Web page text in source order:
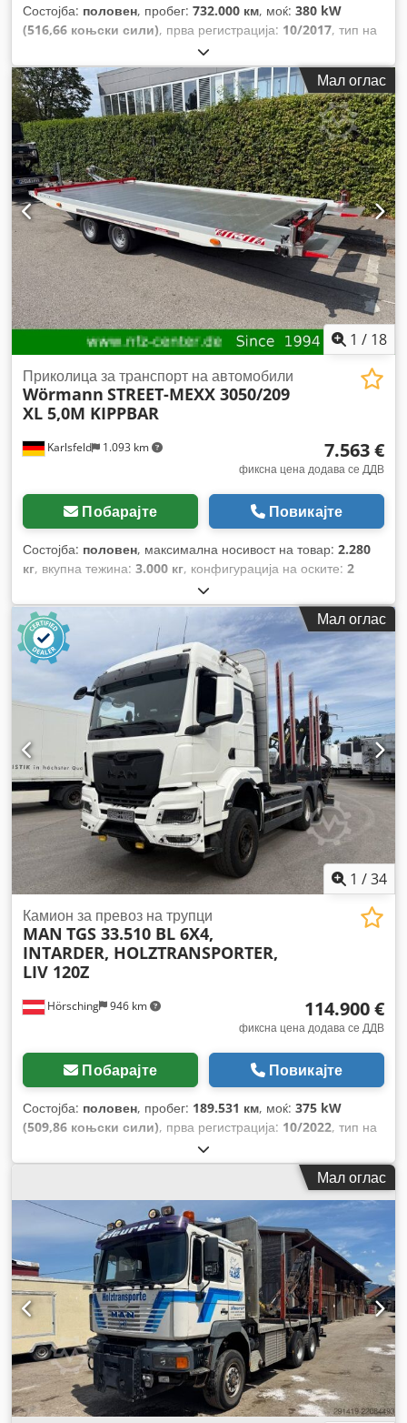
Состојба: половен, пробег: 732.000 км, моќ: 380 kW
(516,66 коњски сили), прва регистрација: 10/2017, тип на
, вкупна тежина:
оските:3 оски, боја:црна, тип на пренос:автоматски,
емисиона класа:Еуро 6, должина на товарниот простор:
6.100 мм, ширина на товарниот простор:2.300 мм,
Опрема:грејач за паркирање, имал несреќа, клима
уред, кран,
Мал оглас
1 / 18
Karlsfeld 1.093 km
Приколица за транспорт на автомобили
Wörmann STREET-MEXX 3050/209
XL 5,0M KIPPBAR
7.563 €
фиксна цена додава се ДДВ
Побарајте Повикајте
Состојба: половен, максимална носивост на товар: 2.280
кг, вкупна тежина: 3.000 кг, конфигурација на оските: 2
07/2026
простор:5.000 мм, вкупна ширина:2.090 мм, Година на
изградба:
Мал оглас
1 /34
Hörsching 946 km
Камион за превоз на трупци
MAN TGS 33.510 BL 6X4,
INTARDER, HOLZTRANSPORTER,
LIV 120Z
114.900 €
фиксна цена додава се ДДВ
Побарајте Повикајте
Состојба: половен, пробег: 189.531 км, моќ: 375 kW
(509,86 коњски сили), прва регистрација: 10/2022, тип на
, празна тежина:
носивост на товар:10.685 кг, вкупна тежина:26.000 кг,
, конфигурација на оските:
3 оски, меѓуоскино растојание:4.600 мм, следен преглед
10/2026, кочници:ретардер, кабина на возачот:
кабина за спиење, тип на пренос:автоматски, емисиона
класа:
Еуро 6, суспензија: челик-воздух, број на седишта:
2, должина на товарниот простор:6.180 мм, големина на
предната гума:385/65R22,5, димензија на задна гума:
315/80R22,5, број на кревети:1, Опрема:ABS, блокада на
диференцијалот, борден компјутер, грејач за
паркирање, дополнителни фарови, клима уред,
компресиран воздушен сопирачки, кран, регистрација
на камион, темпомат, хидраулика на гриперот,
централно заклучување,
Мал оглас